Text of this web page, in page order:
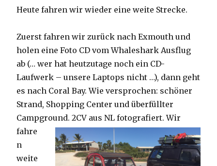
Heute fahren wir wieder eine weite Strecke.
Zuerst fahren wir zurück nach Exmouth und
holen eine Foto CD vom Whaleshark Ausflug
ab (… wer hat heutzutage noch ein CD-
Laufwerk – unsere Laptops nicht …), dann geht
es nach Coral Bay. Wie versprochen: schöner
Strand, Shopping Center und überfüllter
Campground.2CV aus NL fotografiert. Wir
fahre
n
weite